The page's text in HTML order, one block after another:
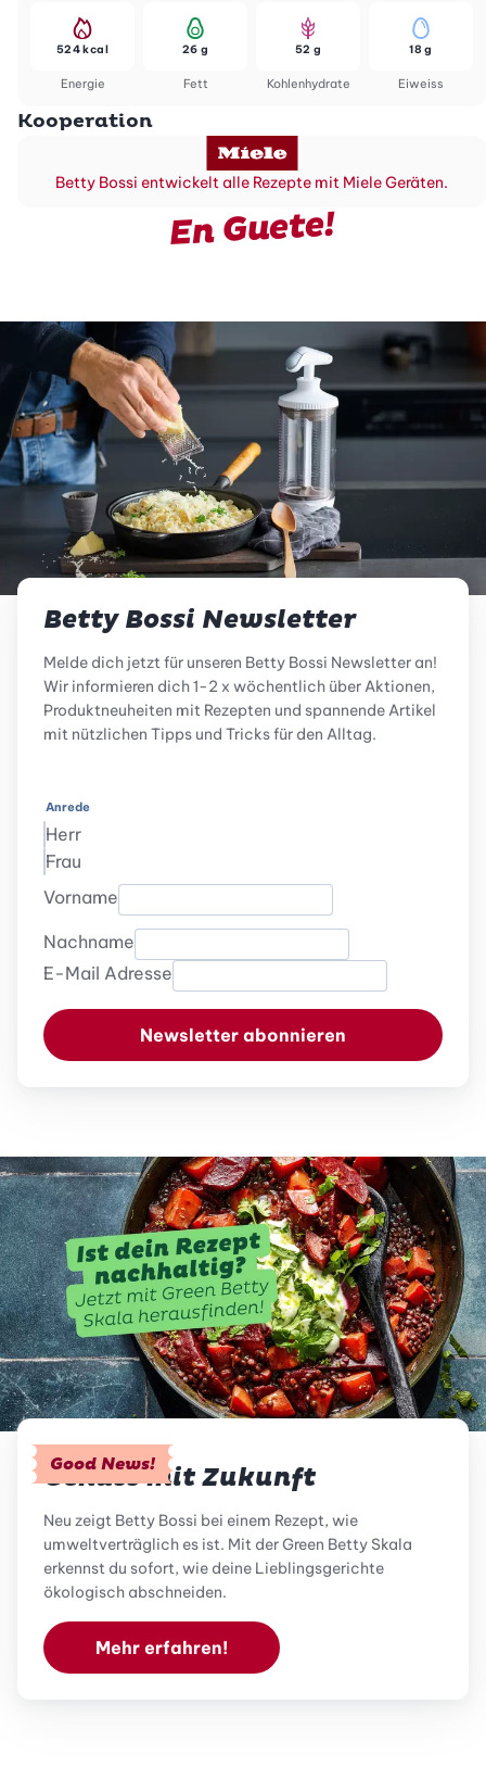
Energie
524 kcal
Fett
26 g
Kohlenhydrate
52 g
Eiweiss
18 g
Kooperation
Betty Bossi entwickelt alle Rezepte mit Miele Geräten.
En Guete!
Betty Bossi Newsletter
Melde dich jetzt für unseren Betty Bossi Newsletter an!
Wir informieren dich 1-2 x wöchentlich über Aktionen,
Produktneuheiten mit Rezepten und spannende Artikel
mit nützlichen Tipps und Tricks für den Alltag.
Anrede
Herr
Frau
Vorname
Nachname
E-Mail Adresse
Newsletter abonnieren
Good News!
Genuss mit Zukunft
Neu zeigt Betty Bossi bei einem Rezept, wie
umweltverträglich es ist. Mit der Green Betty Skala
erkennst du sofort, wie deine Lieblingsgerichte
ökologisch abschneiden.
Mehr erfahren!